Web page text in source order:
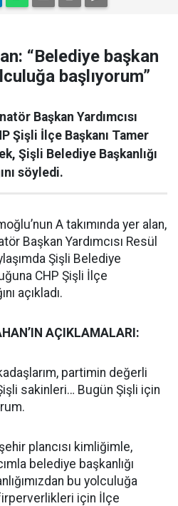
“Belediye başkan
başlıyorum”
Başkan Yardımcısı
Şişli İlçe Başkanı Tamer
Şişli Belediye Başkanlığı
söyledi.
A takımında yer alan,
Başkan Yardımcısı Resül
Şişli Belediye
CHP Şişli İlçe
açıkladı.
AÇIKLAMALARI:
partimin değerli
sakinleri… Bugün Şişli için
plancısı kimliğimle,
belediye başkanlığı
bu yolculuğa
için İlçe